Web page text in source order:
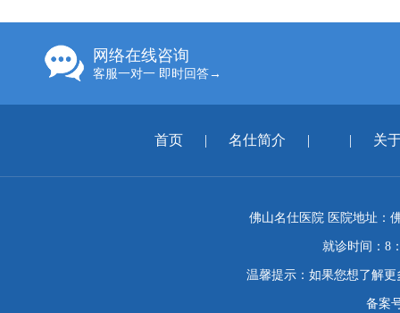
网络在线咨询
客服一对一 即时回答→
首页 | 名仕简介 | | 关
佛山名仕医院 医院地址：
就诊时间：8
温馨提示：如果您想了解
备案